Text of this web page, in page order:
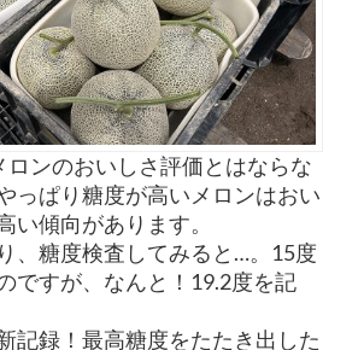
ロンのおいしさ評価とはならな
っぱり糖度が高いメロンはおい
い傾向があります。
、糖度検査してみると…。15度
ですが、なんと！19.2度を記
記録！最高糖度をたたき出した